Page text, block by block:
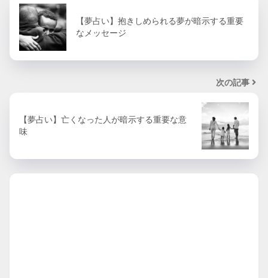
【夢占い】抱きしめられる夢が暗示する重要
なメッセージ
次の記事
【夢占い】亡くなった人が暗示する重要な意
味